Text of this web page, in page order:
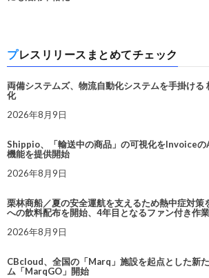
プレスリリースまとめてチェック
両備システムズ、物流自動化システムを手掛ける
化
2026年8月9日
Shippio、「輸送中の商品」の可視化をInvoiceの
機能を提供開始
2026年8月9日
栗林商船／夏の安全運航を支えるため熱中症対策
への飲料配布を開始、4年目となるファン付き作
2026年8月9日
CBcloud、全国の「Marq」施設を起点とした新
ム「MarqGO」開始